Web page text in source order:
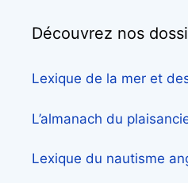
Découvrez nos
Lexique de la mer et
L’almanach du
Lexique du nautisme